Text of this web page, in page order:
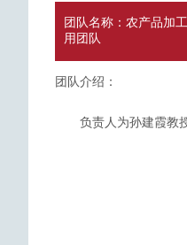
团队名称：农产品加
用团队
团队介绍：
负责人为孙建霞教